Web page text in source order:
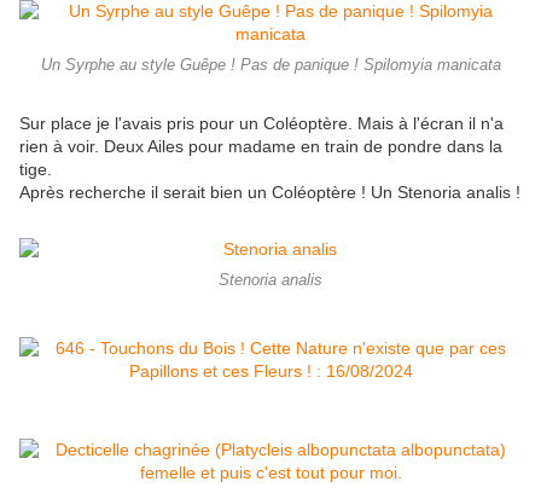
Un Syrphe au style Guêpe ! Pas de panique ! Spilomyia manicata
Sur place je l'avais pris pour un Coléoptère. Mais à l'écran il n'a
rien à voir. Deux Ailes pour madame en train de pondre dans la
tige.
Après recherche il serait bien un Coléoptère ! Un Stenoria analis !
Stenoria analis